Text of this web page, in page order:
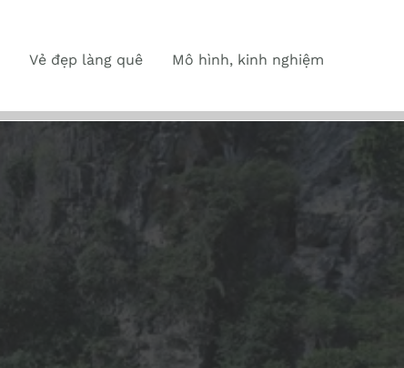
Vẻ đẹp làng quê Mô hình, kinh nghiệm